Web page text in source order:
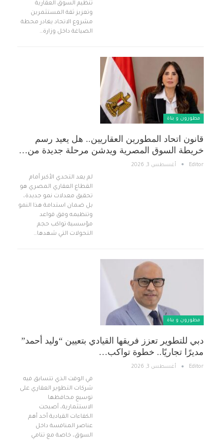
تنظيم السوق العقارية
وتعزيز ثقة المستثمرين
مشروع الاتحاد يغادر محطة
الصياغة داخل وزارة…
مطورون و بناة
قانون اتحاد المطورين العقاريين.. هل يعيد رسم
خريطة السوق المصرية ويدشن مرحلة جديدة من…
Editor أغسطس 3, 2026
لم يعد التحدي الأكبر أمام
القطاع العقاري المصري هو
تحقيق معدلات نمو جديدة،
بل ضمان استدامة هذا النمو
وتنظيمه وفق قواعد
مؤسسية تواكب حجم
التحولات التي شهدها…
مطورون و بناة
دبي للتطوير تعزز فريقها القيادي بتعيين “وليد أحمد”
مديرًا تجاريًا.. خطوة تواكب…
Editor أغسطس 3, 2026
في الوقت الذي تتسابق فيه
شركات التطوير العقاري على
توسيع محافظها
الاستثمارية، أصبحت
الكفاءات القيادية أحد أهم
عناصر المنافسة داخل
السوق، خاصة مع تنامي